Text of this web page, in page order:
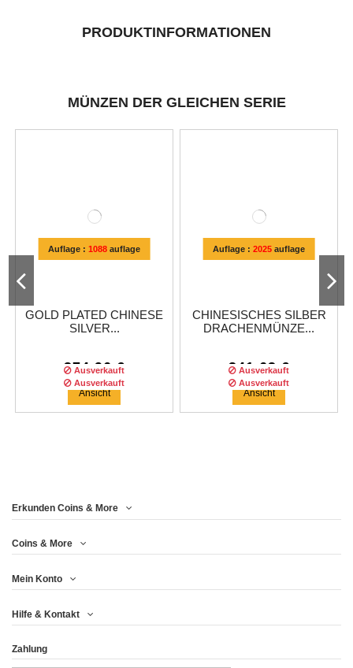
PRODUKTINFORMATIONEN
MÜNZEN DER GLEICHEN SERIE
Auflage : 1088auflage
GOLD PLATED CHINESE
SILVER...
374,96 €
Ausverkauft
Ansicht
Auflage : 2025auflage
CHINESISCHES SILBER
DRACHENMÜNZE...
341,63 €
Ausverkauft
Ansicht
Auflage :
40TH...
258,29 €
Ausverkauft
266,63 €
Ausverkauft
Erkunden Coins & More
Coins & More
Mein Konto
Hilfe & Kontakt
Zahlung